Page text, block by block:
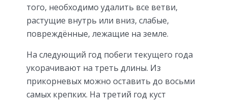
того, необходимо удалить все ветви,
растущие внутрь или вниз, слабые,
повреждённые, лежащие на земле.
На следующий год побеги текущего года
укорачивают на треть длины. Из
прикорневых можно оставить до восьми
самых крепких. На третий год куст